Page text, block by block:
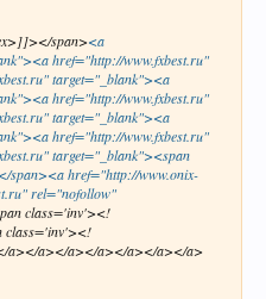
span><a
href="http://www.fxbest.ru"
target="_blank"><a
href="http://www.fxbest.ru"
target="_blank"><a
href="http://www.fxbest.ru"
target="_blank"><span
href="http://www.onix-
rel="nofollow"
class='inv'><!
class='inv'><!
a></a></a></a></a></a></a>